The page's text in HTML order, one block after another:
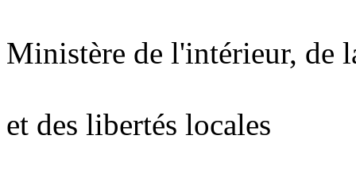
Ministère de l'intérieur, de
et des libertés locales